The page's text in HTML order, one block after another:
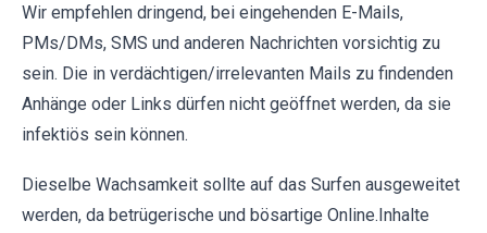
Wir empfehlen dringend, bei eingehenden E-Mails,
PMs/DMs, SMS und anderen Nachrichten vorsichtig zu
sein. Die in verdächtigen/irrelevanten Mails zu findenden
Anhänge oder Links dürfen nicht geöffnet werden, da sie
infektiös sein können.
Dieselbe Wachsamkeit sollte auf das Surfen ausgeweitet
werden, da betrügerische und bösartige Online.Inhalte